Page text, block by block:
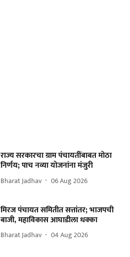
राज्य सरकारचा ग्राम पंचायतींबाबत मोठा
निर्णय; पाच नव्या योजनांना मंजुरी
Bharat Jadhav 06 Aug 2026
मिरज पंचायत समितीत सत्तांतर; भाजपची
बाजी, महाविकास आघाडीला धक्का
Bharat Jadhav 04 Aug 2026